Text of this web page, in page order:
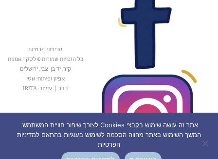
מדיניות פרטיות
כל הזכויות שמורות © לסקר אמנות
קיר, יד בן-צבי, ירושלים
אפיון ופיתוח: אטי
הדר
עיצוב: IRITA
אתר זה עושה שימוש בקבצי Cookies לצורך שיפור חוויית המשתמש.
המשך השימוש באתר מהווה הסכמה לשימוש בעוגיות בהתאם למדיניות
הפרטיות